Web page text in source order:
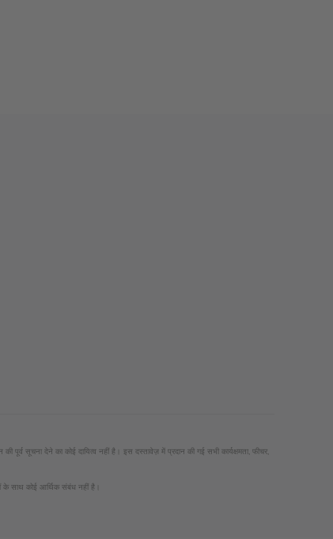
सूचना देने का कोई दायित्व नहीं है। इस दस्तावेज़ में प्रदान की गई सभी कार्यक्षमता, फीचर,
कोई आर्थिक संबंध नहीं है।